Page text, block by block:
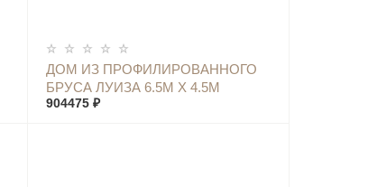
ДОМ ИЗ ПРОФИЛИРОВАННОГО
БРУСА ЛУИЗА 6.5М Х 4.5М
904475 ₽
КУПИТЬ